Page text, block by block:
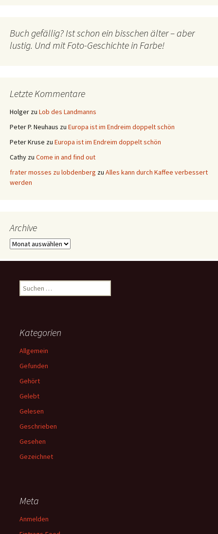
Buch gefällig? Ist schon ein bisschen älter – aber
lustig. Und mit Foto-Geschichte in Farbe!
Letzte Kommentare
Holger zu Lob des Landmanns
Peter P. Neuhaus zu Europa ist im Endreim doppelt schön
Peter Kruse zu Europa ist im Endreim doppelt schön
Cathy zu Come in and find out
frater mosses zu lobdenberg zu Alles kann durch Kaffee verbessert
werden
Archive
Archive
Suchen
nach:
Kategorien
Allgemein
Gefunden
Gehört
Gelebt
Gelesen
Geschrieben
Gesehen
Gezeichnet
Meta
Anmelden